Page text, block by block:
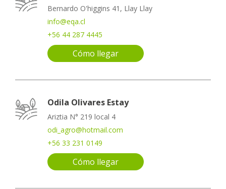
Bernardo O'higgins 41, Llay Llay
info@eqa.cl
+56 44 287 4445
Cómo llegar
Odila Olivares Estay
Ariztia N° 219 local 4
odi_agro@hotmail.com
+56 33 231 0149
Cómo llegar